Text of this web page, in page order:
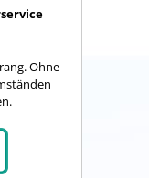
Ohne